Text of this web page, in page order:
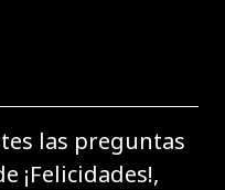
las preguntas
¡Felicidades!,